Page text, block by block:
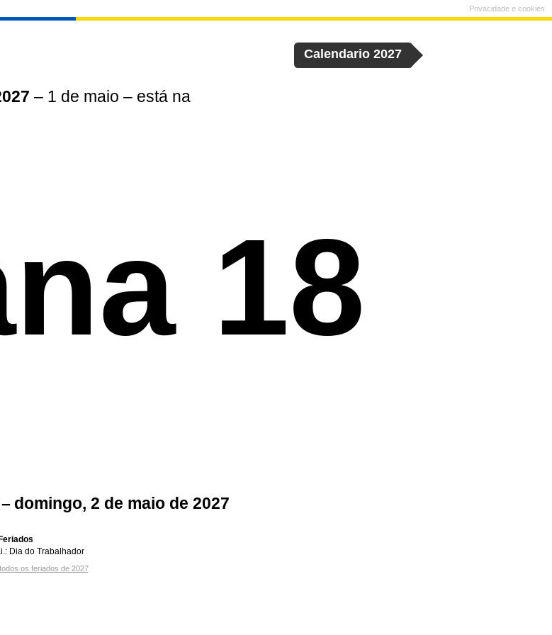
– 1 de maio – está na
18
domingo, 2 de maio de 2027
Feriados
Dia do Trabalhador
os feriados de 2027
Calendario 2027
Privacidade e cookies